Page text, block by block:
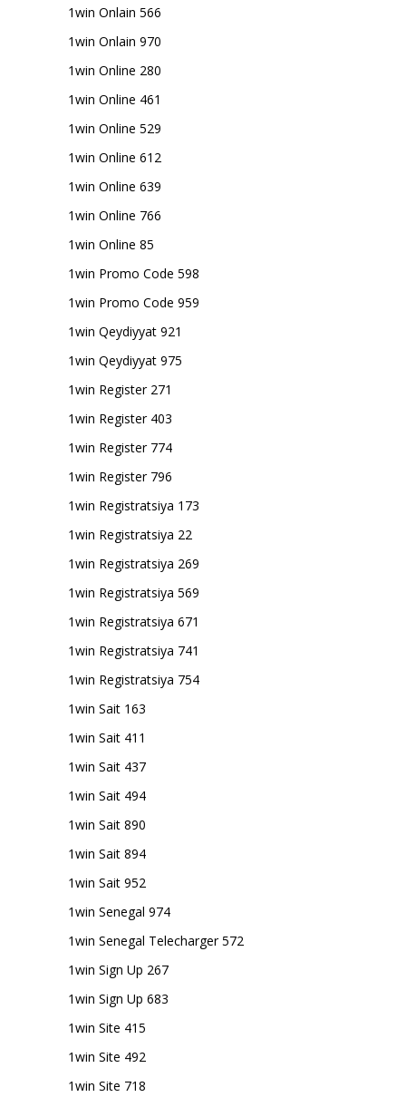
1win Onlain 566
1win Onlain 970
1win Online 280
1win Online 461
1win Online 529
1win Online 612
1win Online 639
1win Online 766
1win Online 85
1win Promo Code 598
1win Promo Code 959
1win Qeydiyyat 921
1win Qeydiyyat 975
1win Register 271
1win Register 403
1win Register 774
1win Register 796
1win Registratsiya 173
1win Registratsiya 22
1win Registratsiya 269
1win Registratsiya 569
1win Registratsiya 671
1win Registratsiya 741
1win Registratsiya 754
1win Sait 163
1win Sait 411
1win Sait 437
1win Sait 494
1win Sait 890
1win Sait 894
1win Sait 952
1win Senegal 974
1win Senegal Telecharger 572
1win Sign Up 267
1win Sign Up 683
1win Site 415
1win Site 492
1win Site 718